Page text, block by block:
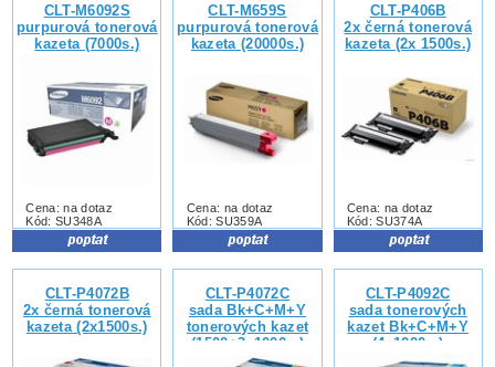
CLT-M6092S
purpurová tonerová
kazeta (7000s.)
Cena: na dotaz
Kód: SU348A
CLT-M659S
purpurová tonerová
kazeta (20000s.)
Cena: na dotaz
Kód: SU359A
CLT-P406B
2x černá tonerová
kazeta (2x 1500s.)
Cena: na dotaz
Kód: SU374A
CLT-P4072B
2x černá tonerová
kazeta (2x1500s.)
CLT-P4072C
sada Bk+C+M+Y
tonerových kazet
(1500+3x1000s.)
CLT-P4092C
sada tonerových
kazet Bk+C+M+Y
(4x1000s.)